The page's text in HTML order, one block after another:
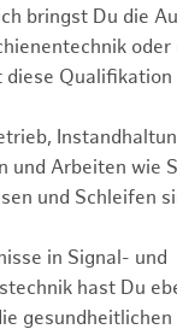
bringst Du die
oder
Qualifikation
und Arbeiten wie
und Schleifen
in Signal- und
hast Du
gesundheitlichen